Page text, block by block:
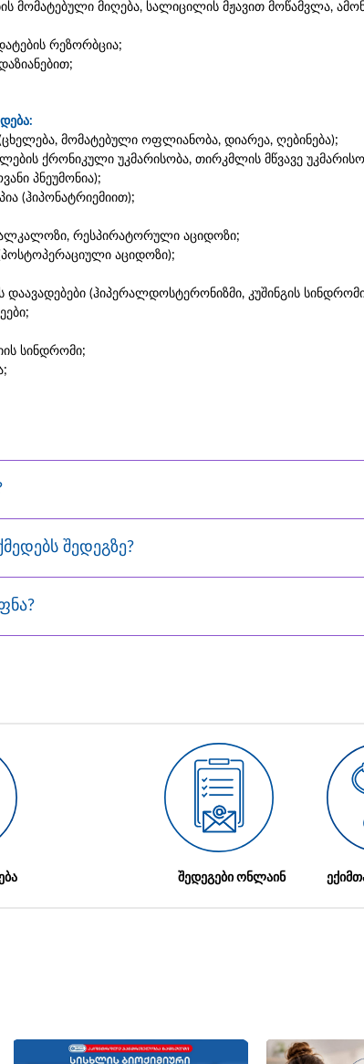
მომატებული მიღება, სალიცილის მჟავით მოწამვლა,
რეზორბცია;
მომატებული ოფლიანობა, დიარეა, ღებინება);
ქრონიკული უკმარისობა, თირკმლის მწვავე
პნეუმონია);
(ჰიპონატრიემიით);
რესპირატორული აციდოზი;
აციდოზი);
(ჰიპერალდოსტერონიზმი, კუშინგის
სინდრომი;
შედეგზე?
შედეგები ონლაინ